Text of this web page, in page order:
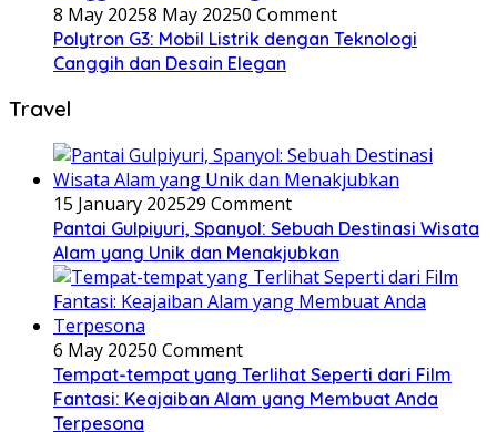
8 May 20258 May 20250 Comment
Polytron G3: Mobil Listrik dengan Teknologi
Canggih dan Desain Elegan
Travel
15 January 202529 Comment
Pantai Gulpiyuri, Spanyol: Sebuah Destinasi Wisata
Alam yang Unik dan Menakjubkan
6 May 20250 Comment
Tempat-tempat yang Terlihat Seperti dari Film
Fantasi: Keajaiban Alam yang Membuat Anda
Terpesona